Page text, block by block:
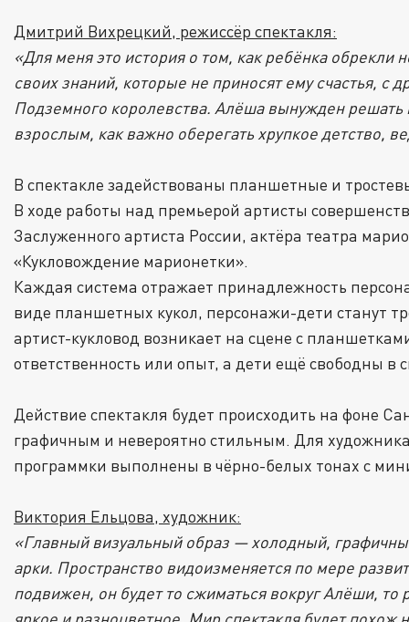
Дмитрий Вихрецкий, режиссёр спектакля:
«Для меня это история о том, как ребёнка
своих знаний, которые не приносят ему счастья, с
Подземного королевства. Алёша вынужден
взрослым, как важно оберегать хрупкое детство,
В спектакле задействованы планшетные и
В ходе работы над премьерой артисты
Заслуженного артиста России, актёра театра
«Кукловождение марионетки».
Каждая система отражает принадлежность
виде планшетных кукол, персонажи-дети станут
артист-кукловод возникает на сцене с
ответственность или опыт, а дети ещё свободны
Действие спектакля будет происходить на фоне
графичным и невероятно стильным. Для
программки выполнены в чёрно-белых тонах с
Виктория Ельцова, художник:
«Главный визуальный образ — холодный,
арки. Пространство видоизменяется по мере
подвижен, он будет то сжиматься вокруг Алёши,